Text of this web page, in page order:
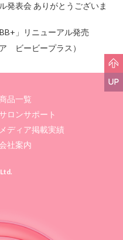
発表会 ありがとうございま
」リニューアル発売
ビービープラス）
品一覧
ロンサポート
メディア掲載実績
社案内